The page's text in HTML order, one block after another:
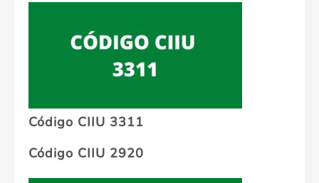
Código CIIU 3311
Código CIIU 2920